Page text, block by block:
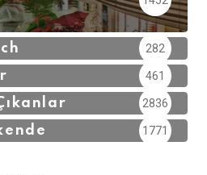
282
461
2836
1771